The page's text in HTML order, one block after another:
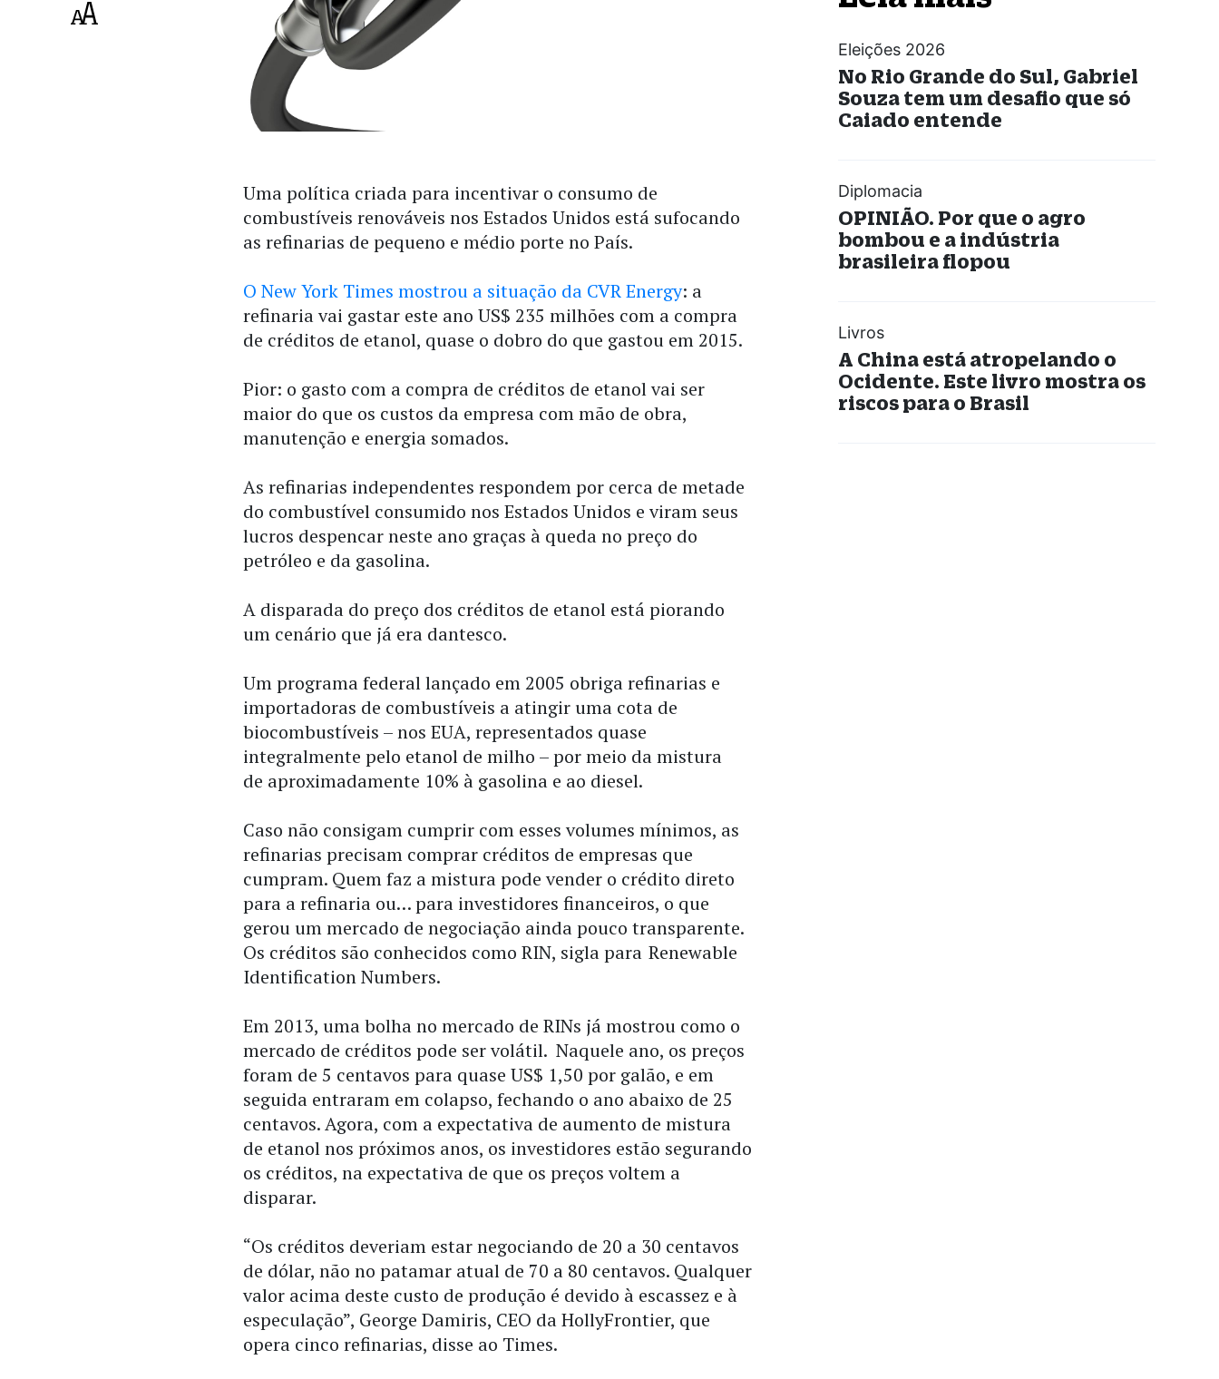
Uma política criada para incentivar o consumo de
combustíveis renováveis nos Estados Unidos está sufocando
as refinarias de pequeno e médio porte no País.
O New York Times mostrou a situação da CVR Energy: a
refinaria vai gastar este ano US$ 235 milhões com a compra
de créditos de etanol, quase o dobro do que gastou em 2015.
Pior: o gasto com a compra de créditos de etanol vai ser
maior do que os custos da empresa com mão de obra,
manutenção e energia somados.
As refinarias independentes respondem por cerca de metade
do combustível consumido nos Estados Unidos e viram seus
lucros despencar neste ano graças à queda no preço do
petróleo e da gasolina.
A disparada do preço dos créditos de etanol está piorando
um cenário que já era dantesco.
Um programa federal lançado em 2005 obriga refinarias e
importadoras de combustíveis a atingir uma cota de
biocombustíveis – nos EUA, representados quase
integralmente pelo etanol de milho – por meio da mistura
de aproximadamente 10% à gasolina e ao diesel.
Caso não consigam cumprir com esses volumes mínimos, as
refinarias precisam comprar créditos de empresas que
cumpram. Quem faz a mistura pode vender o crédito direto
para a refinaria ou… para investidores financeiros, o que
gerou um mercado de negociação ainda pouco transparente.
Os créditos são conhecidos como RIN, sigla para Renewable
Identification Numbers.
Em 2013, uma bolha no mercado de RINs já mostrou como o
mercado de créditos pode ser volátil. Naquele ano, os preços
foram de 5 centavos para quase US$ 1,50 por galão, e em
seguida entraram em colapso, fechando o ano abaixo de 25
centavos. Agora, com a expectativa de aumento de mistura
de etanol nos próximos anos, os investidores estão segurando
os créditos, na expectativa de que os preços voltem a
disparar.
“Os créditos deveriam estar negociando de 20 a 30 centavos
de dólar, não no patamar atual de 70 a 80 centavos. Qualquer
valor acima deste custo de produção é devido à escassez e à
especulação”, George Damiris, CEO da HollyFrontier, que
opera cinco refinarias, disse ao Times.
Eleições 2026
No Rio Grande do Sul, Gabriel
Souza tem um desafio que só
Caiado entende
Diplomacia
OPINIÃO. Por que o agro
bombou e a indústria
brasileira flopou
Livros
A China está atropelando o
Ocidente. Este livro mostra os
riscos para o Brasil